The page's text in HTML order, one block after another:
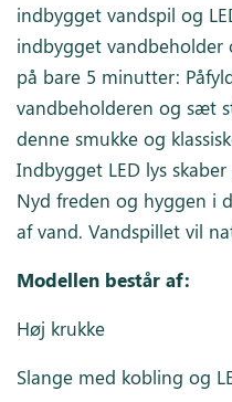
indbygget vandspil og
indbygget vandbeholder
på bare 5 minutter:
vandbeholderen og sæt
denne smukke og
Indbygget LED lys
Nyd freden og hyggen i
af vand. Vandspillet vil
Modellen består af:
Høj krukke
Slange med kobling og